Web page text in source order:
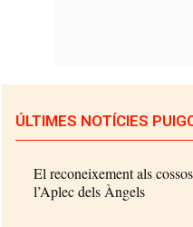
ÚLTIMES NOTÍCIES
El reconeixement als
l’Aplec dels Àngels